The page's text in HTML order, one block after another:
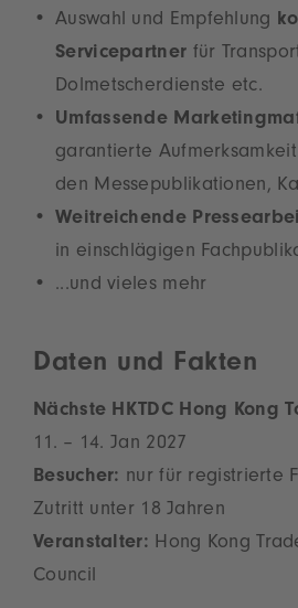
Auswahl und Empfehlung
Servicepartner für
Dolmetscherdienste etc.
Umfassende
garantierte
den Messepublikationen,
Weitreichende
in einschlägigen
...und vieles mehr
Daten und Fakten
Nächste HKTDC Hong Kong
11. – 14. Jan 2027
Besucher: nur für registrierte
Zutritt unter 18 Jahren
Veranstalter: Hong Kong
Council